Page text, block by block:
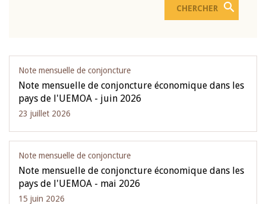
Note mensuelle de conjoncture
Note mensuelle de conjoncture économique dans les
pays de l'UEMOA - juin 2026
23 juillet 2026
Note mensuelle de conjoncture
Note mensuelle de conjoncture économique dans les
pays de l'UEMOA - mai 2026
15 juin 2026